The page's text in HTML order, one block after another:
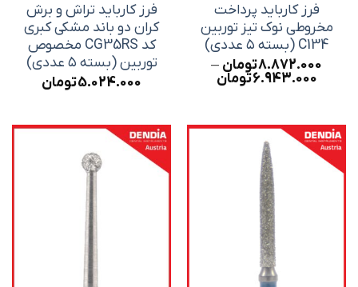
فرز کارباید پرداخت
مخروطی نوک تیز توربین
C134 (بسته ۵ عددی)
8.872.000تومان –
6.943.000تومان
8.872.000 تومان
فرز کارباید تراش و برش
کران دو باند مشکی کبری
کد CG35RS مخصوص
توربین (بسته ۵ عددی)
5.024.000تومان